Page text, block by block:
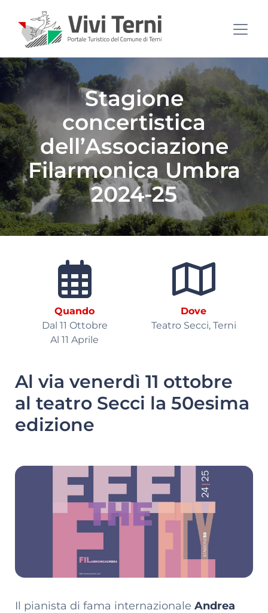
Stagione
concertistica
dell’Associazione
Filarmonica Umbra
2024-25
Quando
Dal 11 Ottobre
Al 11 Aprile
Dove
Teatro Secci, Terni
Al via venerdì 11 ottobre
al teatro Secci la 50esima
edizione
Il pianista di fama internazionale Andrea